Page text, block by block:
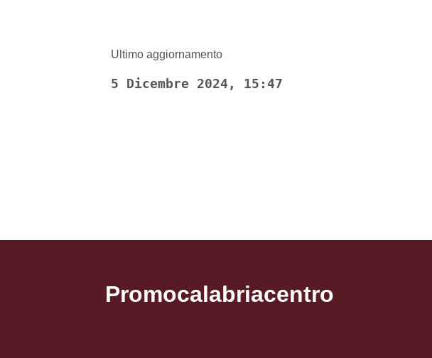
Ultimo aggiornamento
5 Dicembre 2024, 15:47
Promocalabriacentro